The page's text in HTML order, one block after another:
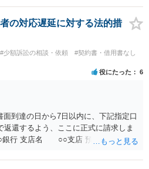
。どうぞお気軽にご
ださい。
の対応遅延に対する法的措
#少額訴訟の相談・依頼
#契約書・借用書なし
役にたった 6
到達の日から7日以内に、下記指定口
還するよう、ここに正式に請求しま
行 支店名 ○○支店 預金種別 普通
に返金する意思がないものと判断